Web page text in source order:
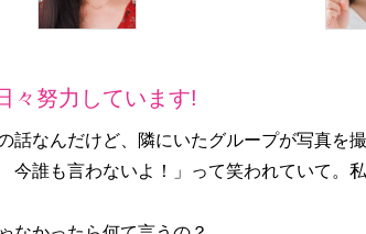
々努力しています!
話なんだけど、隣にいたグループが写真を
誰も言わないよ！」って笑われていて。